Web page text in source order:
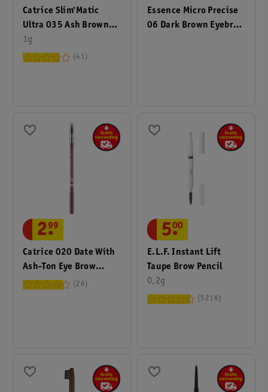
Catrice Slim'Matic
Ultra 035 Ash Brown
Wenkbrauwpen
Waterproof
1g
41
Essence Micro Precise
06 Dark Brown Eyebrow
Catrice 020 Date With
Ash-Ton Eye Brow
Stylist
2.
99
26
E.l.f. Instant Lift
Taupe Brow Pencil
0,2g
5.
00
5216